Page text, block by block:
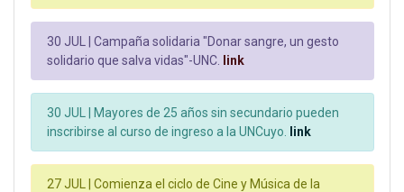
30 JUL | Campaña solidaria "Donar sangre, un gesto
solidario que salva vidas"-UNC. link
30 JUL | Mayores de 25 años sin secundario pueden
inscribirse al curso de ingreso a la UNCuyo. link
27 JUL | Comienza el ciclo de Cine y Música de la